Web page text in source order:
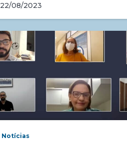
22/08/2023
Notícias